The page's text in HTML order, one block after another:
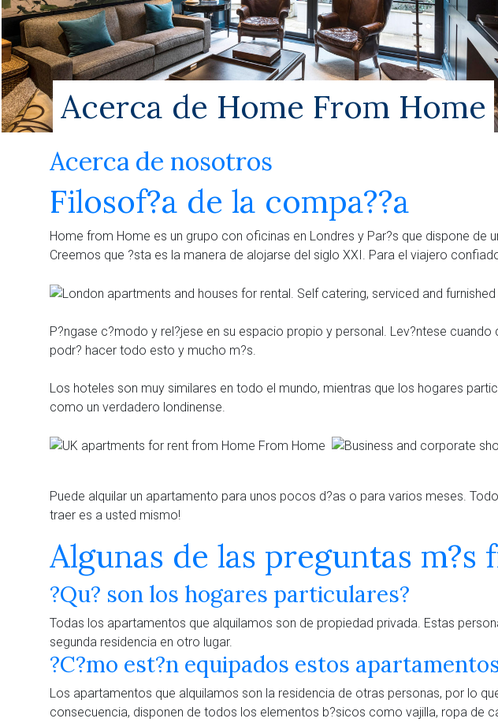
Acerca de Home From Home
Acerca de nosotros
Filosof?a de la compa??a
Home from Home es un grupo con oficinas en Londres y Par?s que dispone
Creemos que ?sta es la manera de alojarse del siglo XXI. Para el viajero
P?ngase c?modo y rel?jese en su espacio propio y personal. Lev?ntese
podr? hacer todo esto y mucho m?s.
Los hoteles son muy similares en todo el mundo, mientras que los hogares
como un verdadero londinense.
Puede alquilar un apartamento para unos pocos d?as o para varios meses.
traer es a usted mismo!
Algunas de las preguntas m?s
?Qu? son los hogares particulares?
Todas los apartamentos que alquilamos son de propiedad privada. Estas
segunda residencia en otro lugar.
?C?mo est?n equipados estos
Los apartamentos que alquilamos son la residencia de otras personas, por lo
consecuencia, disponen de todos los elementos b?sicos como vajilla, ropa de